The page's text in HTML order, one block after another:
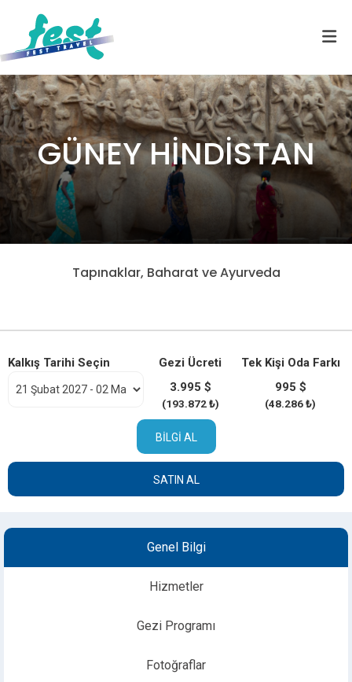
GÜNEY HİNDİSTAN
Tapınaklar, Baharat ve Ayurveda
Kalkış Tarihi Seçin
Gezi Ücreti
3.995 $
(193.872 ₺)
Tek Kişi Oda Farkı
995 $
(48.286 ₺)
BILGI AL
SATIN AL
Genel Bilgi
Hizmetler
Gezi Programı
Fotoğraflar